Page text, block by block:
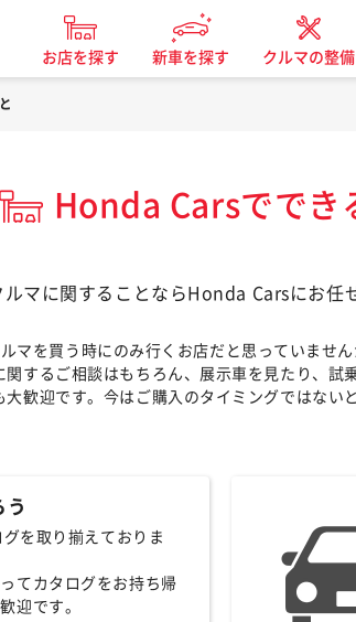
お店を探す 新車を探す クルマの整備
Honda Carsででき
ルマに関することならHonda Carsにお任
マを買う時にのみ行くお店だと思っていません
関するご相談はもちろん、展示車を見たり、試
大歓迎です。今はご購入のタイミングではない
う
を取り揃えておりま
てカタログをお持ち帰
迎です。